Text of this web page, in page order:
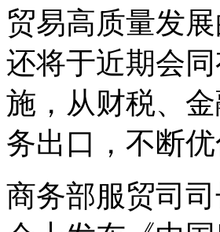
贸易高质量发
还将于近期会
施，从财税、
务出口，不断
商务部服贸司